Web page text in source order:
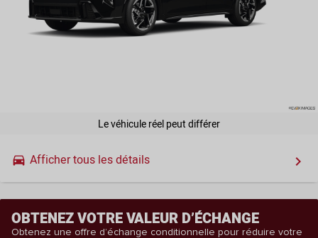
Le véhicule réel peut différer
drive_eta Afficher tous les détails keyboard_arrow_right
OBTENEZ VOTRE VALEUR D’ÉCHANGE
Obtenez une offre d’échange conditionnelle pour réduire votre